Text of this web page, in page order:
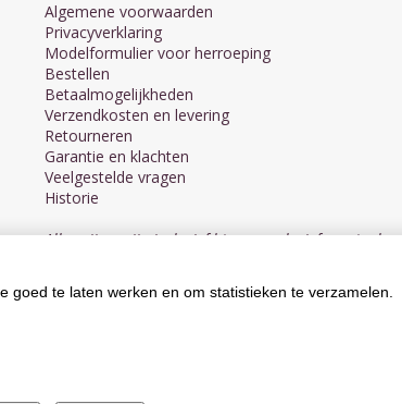
Algemene voorwaarden
Privacyverklaring
Modelformulier voor herroeping
Bestellen
Betaalmogelijkheden
Verzendkosten en levering
Retourneren
Garantie en klachten
Veelgestelde vragen
Historie
Alle prijzen zijn inclusief btw en exclusief eventuele
goed te laten werken en om statistieken te verzamelen.